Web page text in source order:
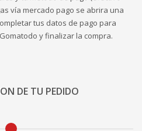
vía mercado pago se abrira una
tus datos de pago para
y finalizar la compra.
DE TU PEDIDO